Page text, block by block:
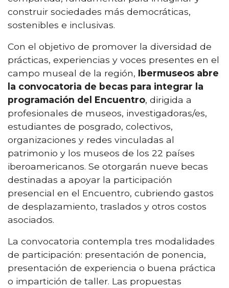
construir sociedades más democráticas,
sostenibles e inclusivas.
Con el objetivo de promover la diversidad de
prácticas, experiencias y voces presentes en el
campo museal de la región, Ibermuseos abre
la convocatoria de becas para integrar la
programación del Encuentro, dirigida a
profesionales de museos, investigadoras/es,
estudiantes de posgrado, colectivos,
organizaciones y redes vinculadas al
patrimonio y los museos de los 22 países
iberoamericanos. Se otorgarán nueve becas
destinadas a apoyar la participación
presencial en el Encuentro, cubriendo gastos
de desplazamiento, traslados y otros costos
asociados.
La convocatoria contempla tres modalidades
de participación: presentación de ponencia,
presentación de experiencia o buena práctica
o impartición de taller. Las propuestas